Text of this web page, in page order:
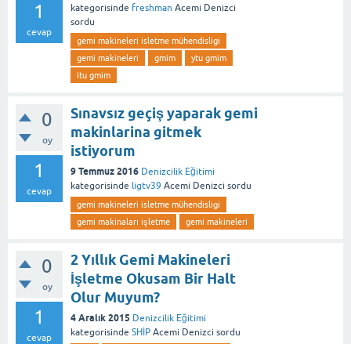
1
cevap
kategorisinde freshman Acemi Denizci
sordu
gemi makineleri isletme mühendisligi
gemi makineleri
gmim
ytu gmim
itu gmim
0
oy
1
cevap
Sınavsız geçiş yaparak gemi
makinlarina gitmek
istiyorum
9 Temmuz 2016 Denizcilik Eğitimi
kategorisinde ligtv39 Acemi Denizci sordu
gemi makineleri isletme mühendisligi
gemi makinaları işletme
gemi makineleri
0
oy
1
cevap
2 Yıllık Gemi Makineleri
İşletme Okusam Bir Halt
Olur Muyum?
4 Aralık 2015 Denizcilik Eğitimi
kategorisinde SHİP Acemi Denizci sordu